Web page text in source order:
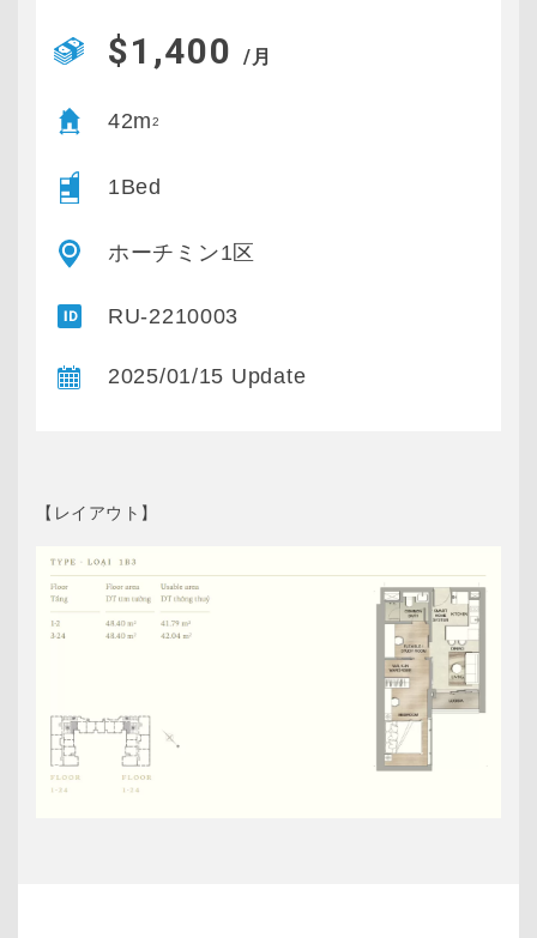
$1,400 /月
42m2
1Bed
ホーチミン1区
RU-2210003
2025/01/15 Update
【レイアウト】